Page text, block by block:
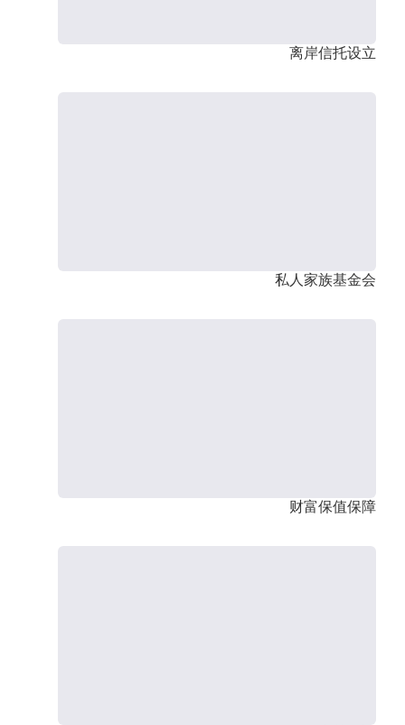
离岸信托设立
私人家族基金会
财富保值保障